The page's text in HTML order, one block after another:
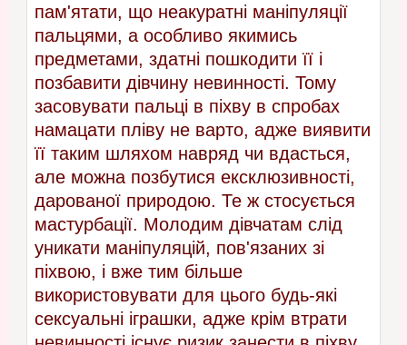
пам'ятати, що неакуратні маніпуляції
пальцями, а особливо якимись
предметами, здатні пошкодити її і
позбавити дівчину невинності. Тому
засовувати пальці в піхву в спробах
намацати пліву не варто, адже виявити
її таким шляхом навряд чи вдасться,
але можна позбутися ексклюзивності,
дарованої природою. Те ж стосується
мастурбації. Молодим дівчатам слід
уникати маніпуляцій, пов'язаних зі
піхвою, і вже тим більше
використовувати для цього будь-які
сексуальні іграшки, адже крім втрати